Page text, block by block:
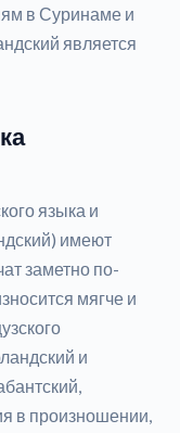
в Суринаме и
является
языка и
имеют
заметно по-
мягче и
и
в произношении,